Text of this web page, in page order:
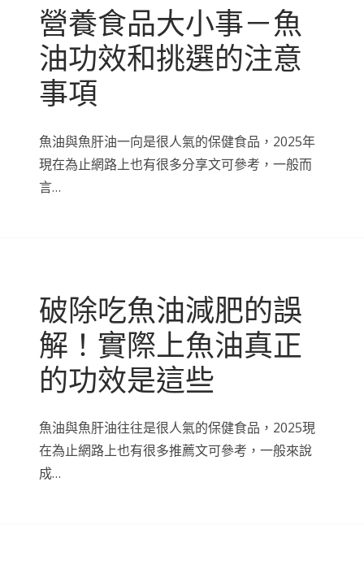
營養食品大小事－魚
油功效和挑選的注意
事項
魚油與魚肝油一向是很人氣的保健食品，2025年
現在為止網路上也有很多分享文可參考，一般而
言…
破除吃魚油減肥的誤
解！實際上魚油真正
的功效是這些
魚油與魚肝油往往是很人氣的保健食品，2025現
在為止網路上也有很多推薦文可參考，一般來說
成…